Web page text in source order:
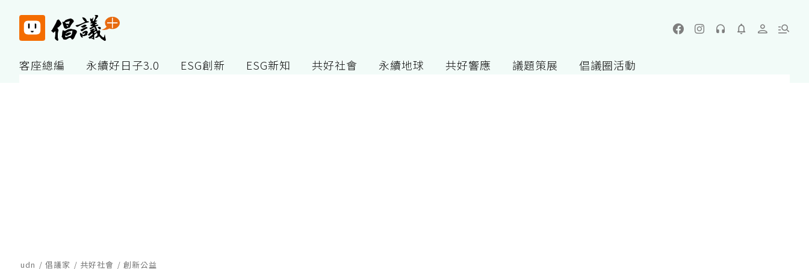
客座總編 永續好日子3.0 ESG創新 ESG新知 共好社會 永續地球 共好響應 議題策展 倡議圈活動
udn 倡議家 共好社會 創新公益